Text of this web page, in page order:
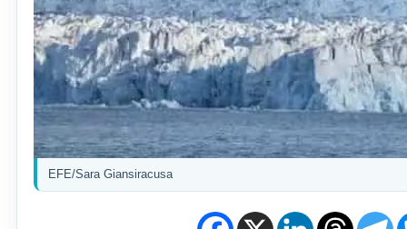
EFE/Sara Giansiracusa